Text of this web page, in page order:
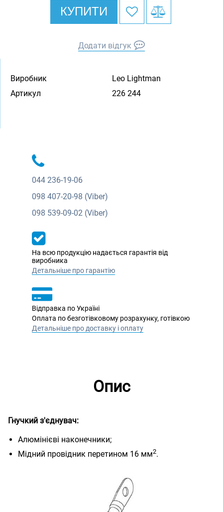
КУПИТИ
Додати відгук
Виробник
Leo Lightman
Артикул
226 244
044 236-19-06
098 407-20-98 (Viber)
098 539-09-02 (Viber)
На всю продукцію надається гарантія від
виробника
Детальніше про гарантію
Відправка по Україні
Оплата по безготівковому розрахунку, готівкою
Детальніше про доставку і оплату
Опис
Гнучкий з'єднувач:
Алюмінієві наконечники;
Мідний провідник перетином 16 мм2.